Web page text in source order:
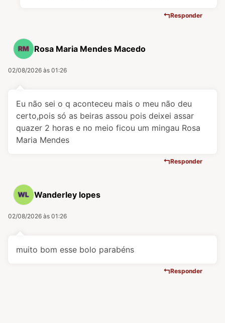
Responder
Rosa Maria Mendes Macedo
02/08/2026 às 01:26
Eu não sei o q aconteceu mais o meu não deu
certo,pois só as beiras assou pois deixei assar
quazer 2 horas e no meio ficou um mingau Rosa
Maria Mendes
Responder
Wanderley lopes
02/08/2026 às 01:26
muito bom esse bolo parabéns
Responder